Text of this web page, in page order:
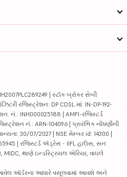
| સ્ટૉક બ્રોકર સેબી
રજિસ્ટ્રેશન: DP CDSL માં: IN-DP-192-
નં.: INH000025188 | AMFI-રજિસ્ટર્ડ
નં.: ARN-104096 | પ્રારંભિક નોંધણીની
30/07/2027 | NSE મેમ્બર id: 14300 |
| રજિસ્ટર્ડ ઍડ્રેસ - IIFL હાઉસ, સન
MIDC, થાણે ઇન્ડસ્ટ્રિયલ એરિયા, વાઘલે
ઑર્ડરના આધારે વસૂલવામાં આવશે અને